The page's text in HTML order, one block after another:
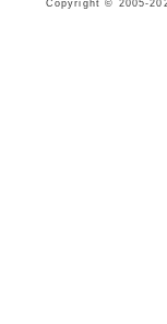
Copyright © 2005-